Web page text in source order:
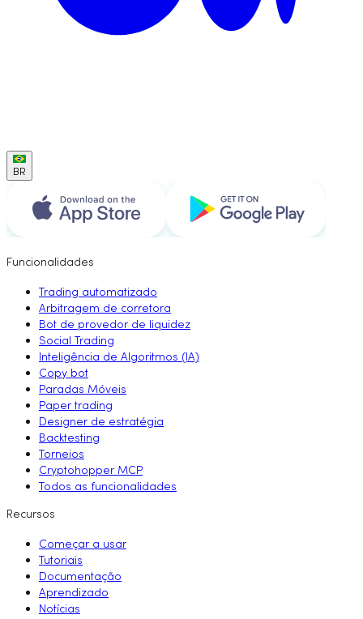
BR
Funcionalidades
Trading automatizado
Arbitragem de corretora
Bot de provedor de liquidez
Social Trading
Inteligência de Algoritmos (IA)
Copy bot
Paradas Móveis
Paper trading
Designer de estratégia
Backtesting
Torneios
Cryptohopper MCP
Todos as funcionalidades
Recursos
Começar a usar
Tutoriais
Documentação
Aprendizado
Notícias